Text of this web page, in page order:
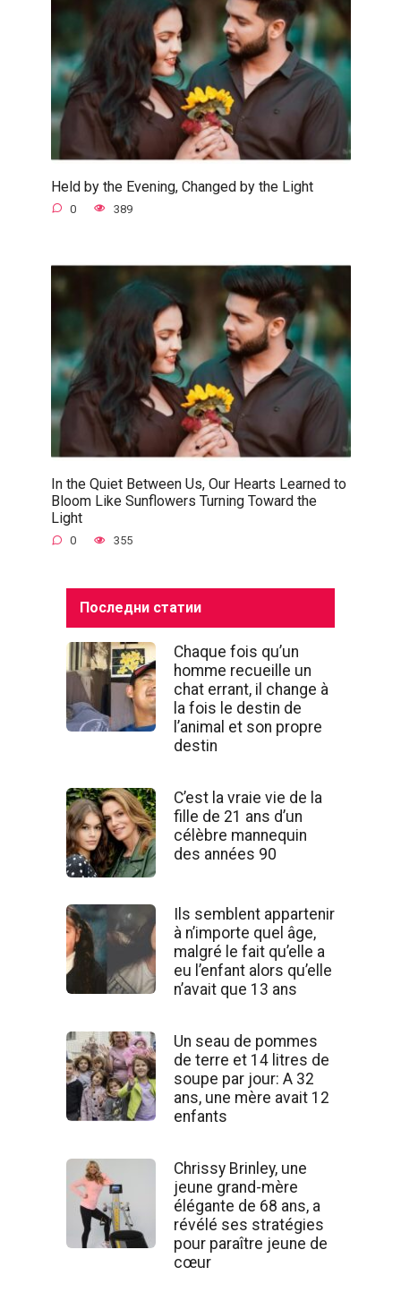
Held by the Evening, Changed by the Light
0 389
In the Quiet Between Us, Our Hearts Learned to
Bloom Like Sunflowers Turning Toward the
Light
0 355
Последни статии
Chaque fois qu’un
homme recueille un
chat errant, il change à
la fois le destin de
l’animal et son propre
destin
C’est la vraie vie de la
fille de 21 ans d’un
célèbre mannequin
des années 90
Ils semblent appartenir
à n’importe quel âge,
malgré le fait qu’elle a
eu l’enfant alors qu’elle
n’avait que 13 ans
Un seau de pommes
de terre et 14 litres de
soupe par jour: A 32
ans, une mère avait 12
enfants
Chrissy Brinley, une
jeune grand-mère
élégante de 68 ans, a
révélé ses stratégies
pour paraître jeune de
cœur